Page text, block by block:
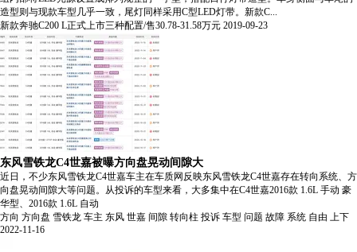
造型则与现款车型几乎一致，尾灯同样采用C型LED灯带。新款C...
新款奔驰C200 L正式上市三种配置/售30.78-31.58万元 2019-09-23
东风雪铁龙C4世嘉被曝方向盘晃动间隙大
近日，不少东风雪铁龙C4世嘉车主在车质网反映东风雪铁龙C4世嘉存在转向系统、方
向盘晃动间隙大等问题。从投诉的车型来看，大多集中在C4世嘉2016款 1.6L 手动 豪
华型、2016款 1.6L 自动
方向 方向盘 雪铁龙 车主 东风 世嘉 间隙 转向柱 投诉 车型 问题 故障 系统 自由 上下
2022-11-16